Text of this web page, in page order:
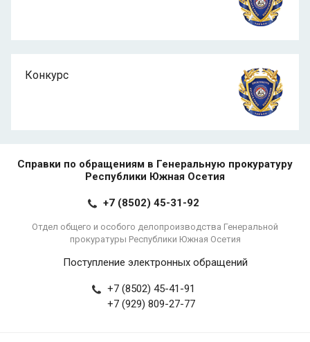
Конкурс
Справки по обращениям в Генеральную прокуратуру
Республики Южная Осетия
+7 (8502) 45-31-92
Отдел общего и особого делопроизводства Генеральной
прокуратуры Республики Южная Осетия
Поступление электронных обращений
+7 (8502) 45-41-91
+7 (929) 809-27-77